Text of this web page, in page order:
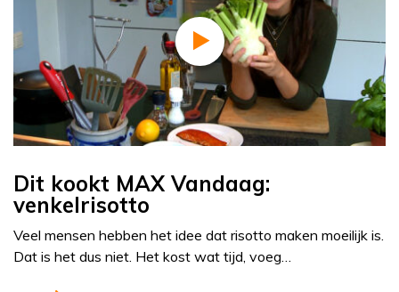
Dit kookt MAX Vandaag:
venkelrisotto
Veel mensen hebben het idee dat risotto maken moeilijk is.
Dat is het dus niet. Het kost wat tijd, voeg…